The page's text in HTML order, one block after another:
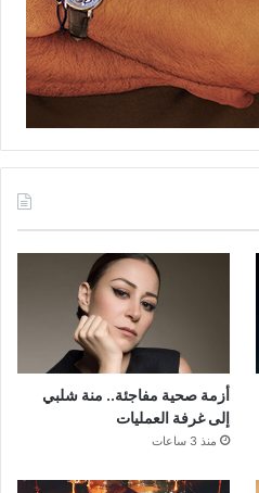
أزمة صحية مفاجئة.. منة شلبي
إلى غرفة العمليات
منذ 3 ساعات